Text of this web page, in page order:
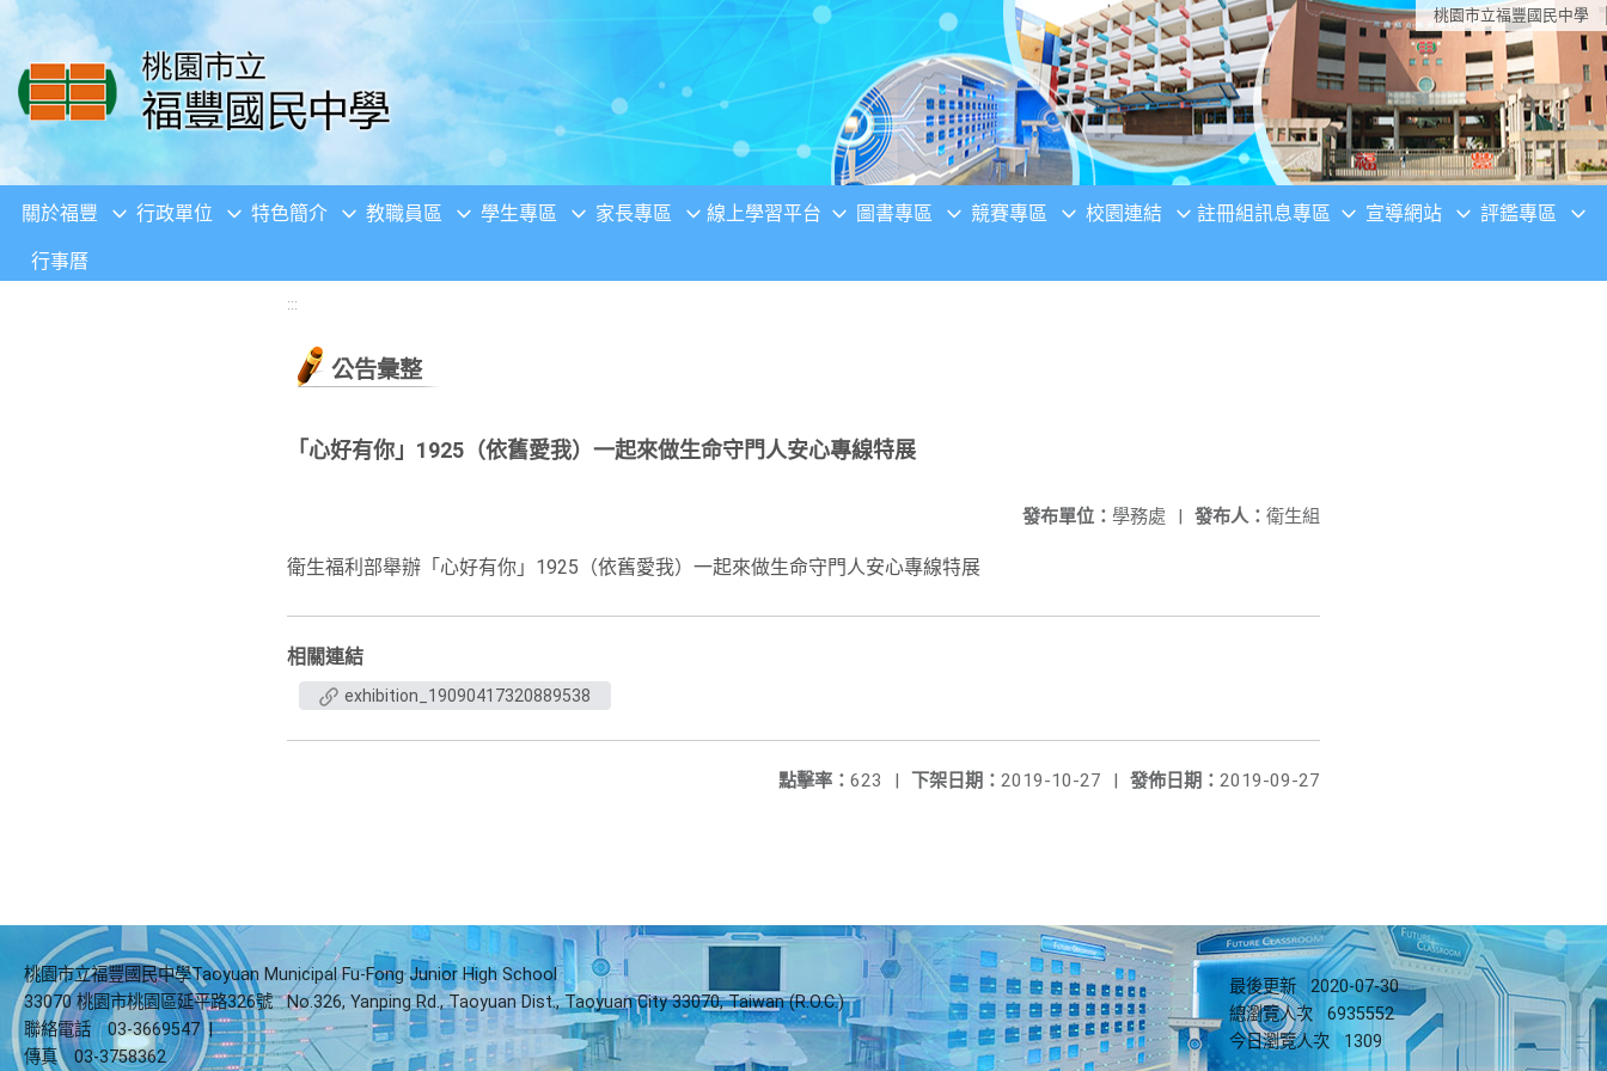
移至網頁之主要內容區位置 桃園市立福豐國民中學
關於福豐 行政單位 特色簡介 教職員區 學生專區 家長專區 線上學習平台 圖書專區 競賽專區 校園連結 註冊組訊息專區 宣導網站 評鑑專區
行事曆
:::
公告彙整
「心好有你」1925（依舊愛我）一起來做生命守門人安心專線特展
發布人： 衛生組
發布單位： 學務處 |
衛生福利部舉辦「心好有你」1925（依舊愛我）一起來做生命守門人安心專線特展
相關連結
exhibition_19090417320889538
發佈日期： 2019-09-27
下架日期： 2019-10-27 |
點擊率： 623 |
桃園市立福豐國民中學Taoyuan Municipal Fu-Fong Junior High School
33070 桃園市桃園區延平路326號
No.326, Yanping Rd., Taoyuan Dist., Taoyuan City 33070, Taiwan (R.O.C.)
聯絡電話
03-3669547 |
傳真
03-3758362
最後更新
2020-07-30
總瀏覽人次
6935552
今日瀏覽人次
1309